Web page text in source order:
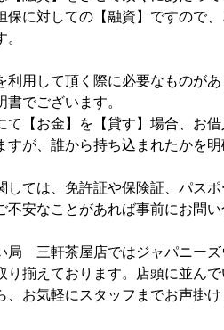
保に対しての【融資】ですので
利用して頂く際に必要なものがあ
でございます。
て【お金】を【貸す】場合、お
すが、誰から持ち込まれたかを
しては、免許証や保険証、パスポ
不安なことがあれば事前にお問い
三軒茶屋店ではジャパニーズ
り揃えております。店頭に並ん
、お気軽にスタッフまでお声掛け